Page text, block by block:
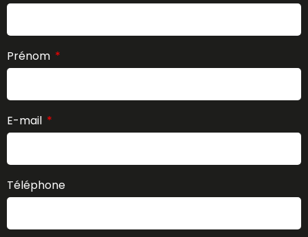
Prénom
E-mail
Téléphone